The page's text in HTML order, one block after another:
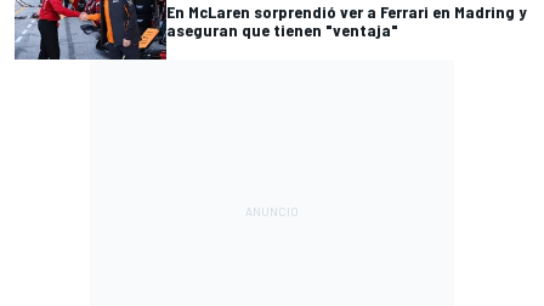
En McLaren sorprendió ver a Ferrari en Madring y
aseguran que tienen "ventaja"